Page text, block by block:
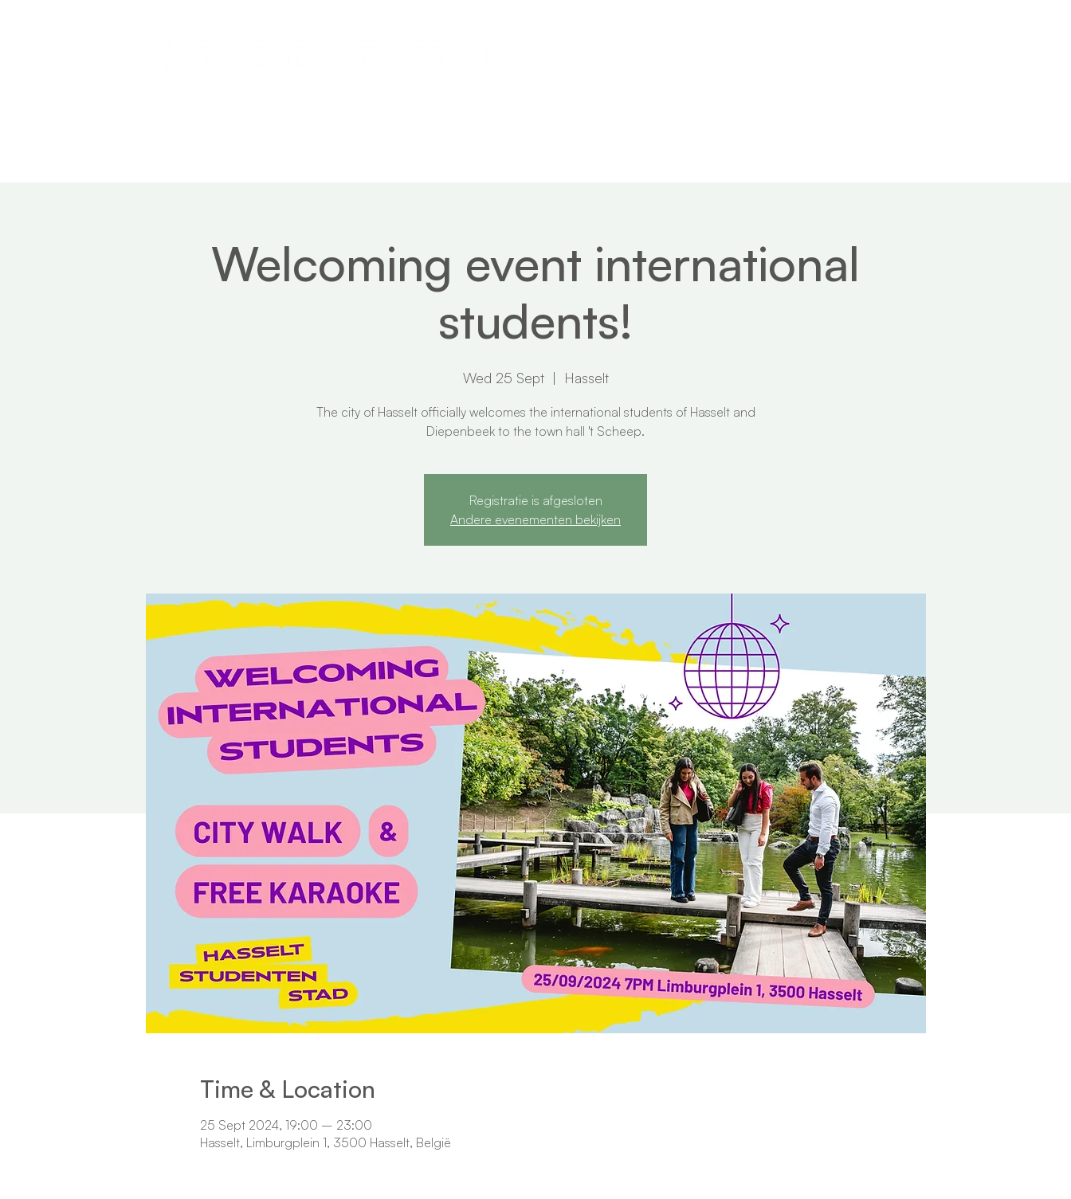
Welcoming event international
students!
Wed 25 Sept
  |
Hasselt
The city of Hasselt officially welcomes the international students of Hasselt and
Diepenbeek to the town hall 't Scheep.
Registratie is afgesloten
Andere evenementen bekijken
Time & Location
25 Sept 2024, 19:00 – 23:00
Hasselt, Limburgplein 1, 3500 Hasselt, België